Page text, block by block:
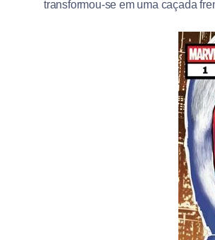
transformou-se em uma caçada